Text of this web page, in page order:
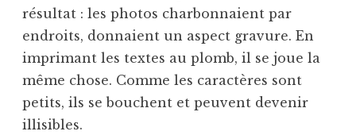
résultat : les photos charbonnaient par
endroits, donnaient un aspect gravure. En
imprimant les textes au plomb, il se joue la
même chose. Comme les caractères sont
petits, ils se bouchent et peuvent devenir
illisibles.